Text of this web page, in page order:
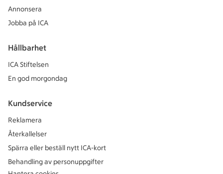
Annonsera
Jobba på ICA
Hållbarhet
ICA Stiftelsen
En god morgondag
Kundservice
Reklamera
Återkallelser
Spärra eller beställ nytt ICA-kort
Behandling av personuppgifter